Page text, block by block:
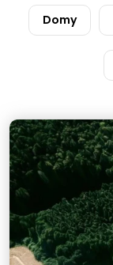
Domy